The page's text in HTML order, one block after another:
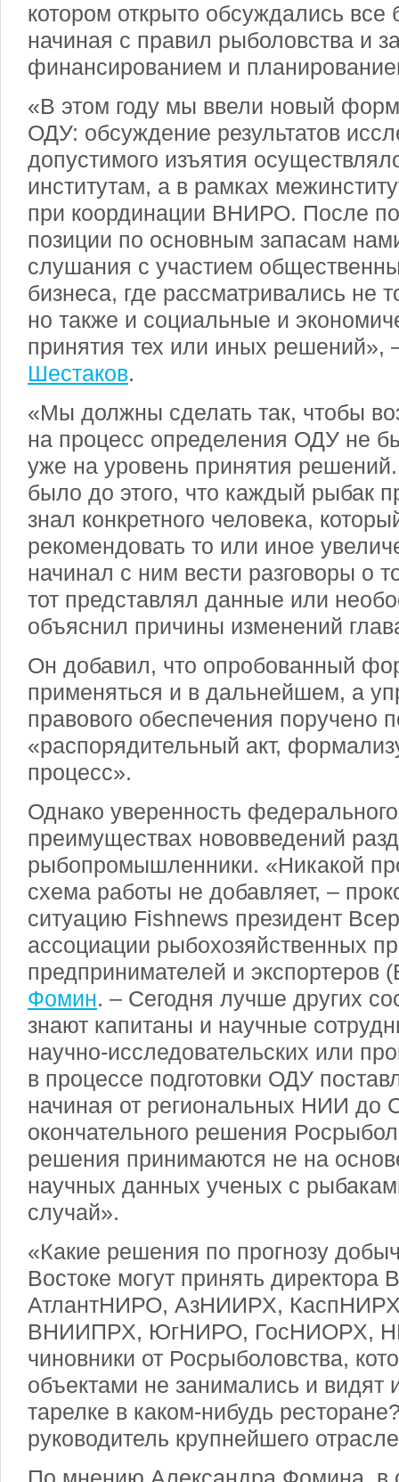
котором открыто обсуждались
начиная с правил рыболовства и
финансированием и
«В этом году мы ввели новый
ОДУ: обсуждение результатов
допустимого изъятия
институтам, а в рамках
при координации ВНИРО. После
позиции по основным запасам
слушания с участием
бизнеса, где рассматривались не
но также и социальные и
принятия тех или иных решений»,
Шестаков.
«Мы должны сделать так, чтобы
на процесс определения ОДУ не
уже на уровень принятия
было до этого, что каждый рыбак
знал конкретного человека,
рекомендовать то или иное
начинал с ним вести разговоры о
тот представлял данные или
объяснил причины изменений
Он добавил, что опробованный
применяться и в дальнейшем, а
правового обеспечения поручено
«распорядительный акт,
процесс».
Однако уверенность федерального
преимуществах нововведений
рыбопромышленники. «Никакой
схема работы не добавляет, –
ситуацию Fishnews президент
ассоциации рыбохозяйственных
предпринимателей и
Фомин. – Сегодня лучше других
знают капитаны и научные
научно-исследовательских или
в процессе подготовки ОДУ
начиная от региональных НИИ до
окончательного решения
решения принимаются не на
научных данных ученых с
случай».
«Какие решения по прогнозу
Востоке могут принять
АтлантНИРО, АзНИИРХ,
ВНИИПРХ, ЮгНИРО, ГосНИОРХ,
чиновники от Росрыболовства,
объектами не занимались и видят
тарелке в каком-нибудь
руководитель крупнейшего